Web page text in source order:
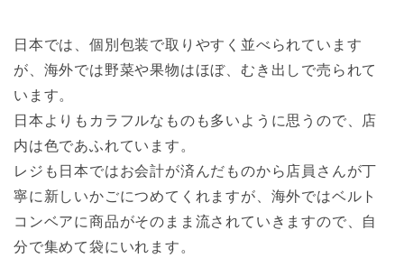
日本では、個別包装で取りやすく並べられています
が、海外では野菜や果物はほぼ、むき出しで売られて
います。
日本よりもカラフルなものも多いように思うので、店
内は色であふれています。
レジも日本ではお会計が済んだものから店員さんが丁
寧に新しいかごにつめてくれますが、海外ではベルト
コンベアに商品がそのまま流されていきますので、自
分で集めて袋にいれます。